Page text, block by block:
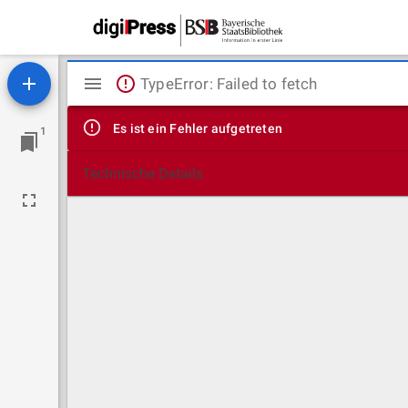
1
Mirador
Viewer
TypeError: Failed to fetch
Es ist ein Fehler aufgetreten
Technische Details